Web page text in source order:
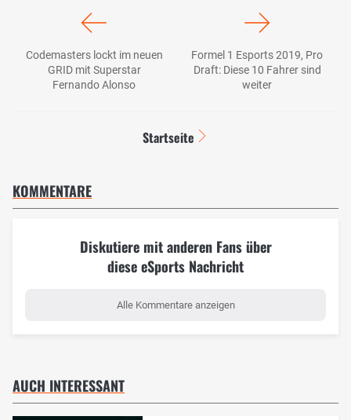
Codemasters lockt im neuen
GRID mit Superstar
Fernando Alonso
Formel 1 Esports 2019, Pro
Draft: Diese 10 Fahrer sind
weiter
Startseite
KOMMENTARE
Diskutiere mit anderen Fans über
diese eSports Nachricht
Alle Kommentare anzeigen
AUCH INTERESSANT